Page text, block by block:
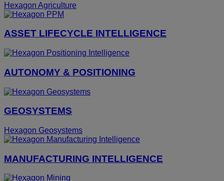
Hexagon Agriculture
ASSET LIFECYCLE INTELLIGENCE
AUTONOMY & POSITIONING
GEOSYSTEMS
Hexagon Geosystems
MANUFACTURING INTELLIGENCE